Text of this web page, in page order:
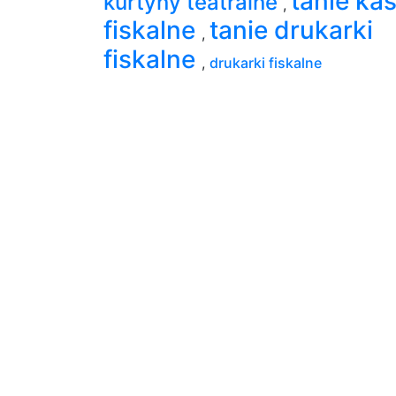
,
fiskalne , tanie drukarki
fiskalne , drukarki fiskalne